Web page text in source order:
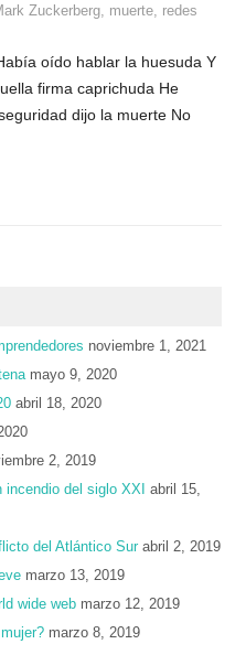
Zuckerberg muerte redes
oído hablar la huesuda Y
firma caprichuda He
dijo la muerte No
noviembre 1, 2021
mayo 9, 2020
abril 18, 2020
2, 2019
del siglo XXI
abril 15,
del Atlántico Sur abril 2, 2019
marzo 13, 2019
wide web marzo 12, 2019
marzo 8, 2019